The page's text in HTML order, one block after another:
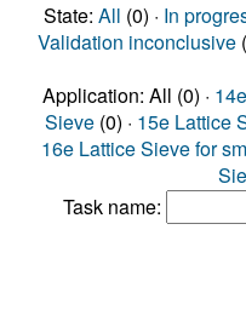
State: All (0) · In
Validation inconclusive
Application: All (0) ·
Sieve (0) · 15e Lattice
16e Lattice Sieve for
Task name: